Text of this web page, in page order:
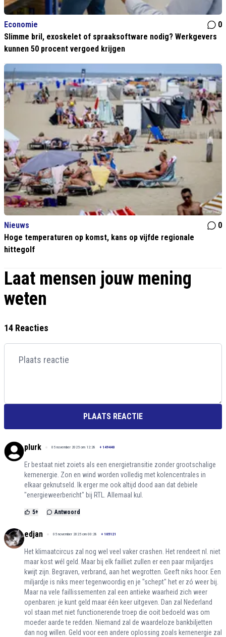
Economie
0
Slimme bril, exoskelet of spraaksoftware nodig? Werkgevers
kunnen 50 procent vergoed krijgen
Nieuws
0
Hoge temperaturen op komst, kans op vijfde regionale
hittegolf
Laat mensen jouw mening
weten
14 Reacties
PLAATS REACTIE
plurk 05 november 2025 om 12:28 + 149440
Er bestaat niet zoiets als een energietransitie zonder grootschalige
kernenergie. Zon en wind worden volledig met kolencentrales in
elkaar geknutseld. Ik erger me ook altijd dood aan dat debiele
"energieweerbericht" bij RTL. Allemaal kul.
5+ Antwoord
edjan 05 november 2025 om 00:28 + 105121
Het klimaatcircus zal nog wel veel vaker crashen. Het rendeert nl. niet
maar kost wél geld. Maar bij elk failliet zullen er een paar miljardjes
kwijt zijn. Begraven, verbrand, aan het wegrotten. Geeft niks hoor. Een
miljardje is niks meer tegenwoordig en je "schept" het er zó weer bij.
Maar na vele faillissementen zal een antieke waarheid zich weer
openbaren: je kunt geld maar één keer uitgeven. Dan zal Nederland
vol staan met niet functionerende troep die ooit bedoeld was om
moeder aarde te redden. Niemand zal de waardeloze bankbiljetten
dan nog willen. Geld voor een andere oplossing zoals kernenergie zal